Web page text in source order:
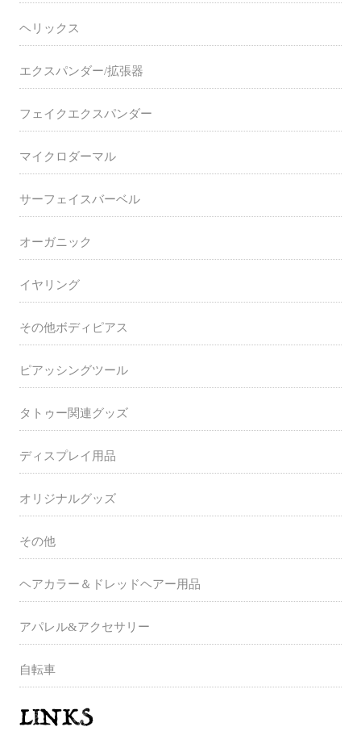
ヘリックス
エクスパンダー/拡張器
フェイクエクスパンダー
マイクロダーマル
サーフェイスバーベル
オーガニック
イヤリング
その他ボディピアス
ピアッシングツール
タトゥー関連グッズ
ディスプレイ用品
オリジナルグッズ
その他
ヘアカラー＆ドレッドヘアー用品
アパレル&アクセサリー
自転車